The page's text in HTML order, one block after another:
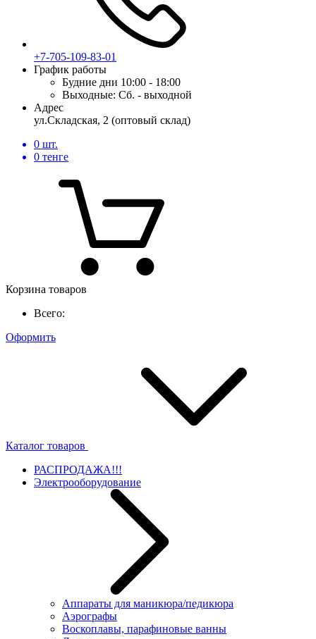
+7-705-109-83-01
График работы
Будние дни 10:00 - 18:00
Выходные: Сб. - выходной
Адрес
ул.Складская, 2 (оптовый склад)
0 шт.
0 тенге
Корзина товаров
Всего:
Оформить
Каталог товаров
РАСПРОДАЖА!!!
Электрооборудование
Аппараты для маникюра/педикюра
Аэрографы
Воскоплавы, парафиновые ванны